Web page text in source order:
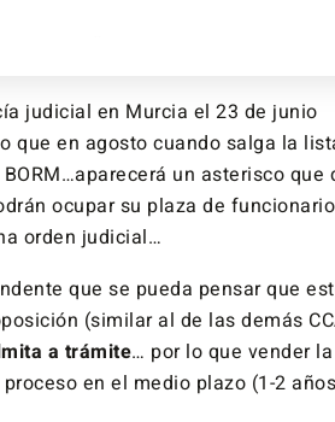
judicial en Murcia el 23 de junio
que en agosto cuando salga la
un asterisco que
ocupar su plaza de
orden judicial…
que se pueda pensar que
(similar al de las demás
a trámite… por lo que vender la
en el medio plazo (1-2